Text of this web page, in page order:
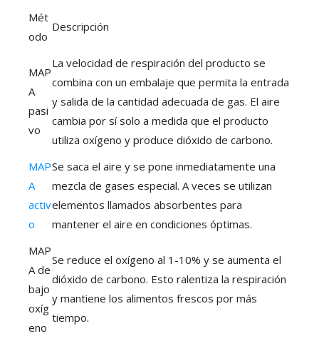
Mét
odo
Descripción
MAP
A
pasi
vo
La velocidad de respiración del producto se
combina con un embalaje que permita la entrada
y salida de la cantidad adecuada de gas. El aire
cambia por sí solo a medida que el producto
utiliza oxígeno y produce dióxido de carbono.
MAP
A
activ
o
Se saca el aire y se pone inmediatamente una
mezcla de gases especial. A veces se utilizan
elementos llamados absorbentes para
mantener el aire en condiciones óptimas.
MAP
A de
bajo
oxíg
eno
Se reduce el oxígeno al 1-10% y se aumenta el
dióxido de carbono. Esto ralentiza la respiración
y mantiene los alimentos frescos por más
tiempo.